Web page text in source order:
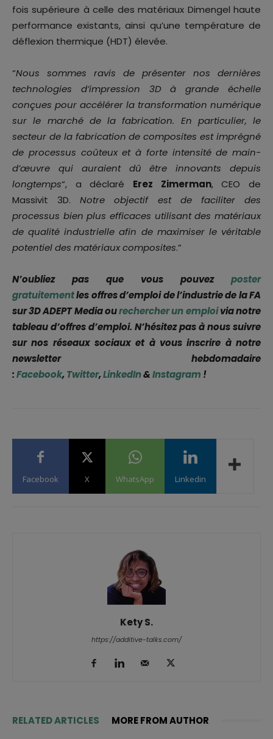
fois supérieure à celle des matériaux Dimengel haute
performance existants, ainsi qu’une température de
déflexion thermique (HDT) élevée.
“Nous sommes ravis de présenter nos dernières
technologies d’impression 3D à grande échelle
conçues pour accélérer la transformation numérique
sur le marché de la fabrication. En particulier, le
secteur de la fabrication de composites est imprégné
de processus coûteux et à forte intensité de main-
d’œuvre qui auraient dû être innovants depuis
longtemps“, a déclaré Erez Zimerman, CEO de
Massivit 3D.Notre objectif est de faciliter des
processus bien plus efficaces utilisant des matériaux
de qualité industrielle afin de maximiser le véritable
potentiel des matériaux composites.”
N’oubliez pas que vous pouvez poster
gratuitementles offres d’emploi de l’industrie de la FA
sur 3D ADEPT Media ourechercher un emploivia notre
tableau d’offres d’emploi. N’hésitez pas à nous suivre
sur nos réseaux sociaux et à vous inscrire à notre
newsletter hebdomadaire
:Facebook,Twitter,LinkedIn&Instagram !
Facebook X WhatsApp Linkedin
Kety S.
https://additive-talks.com/
RELATED ARTICLES MORE FROM AUTHOR